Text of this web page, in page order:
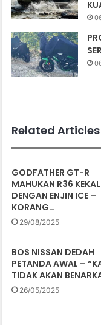
Related Articles
GODFATHER GT-R
MAHUKAN R36 KEKAL
DENGAN ENJIN ICE –
KORANG…
29/08/2025
BOS NISSAN DEDAH
PETANDA AWAL –
TIDAK AKAN
26/05/2025